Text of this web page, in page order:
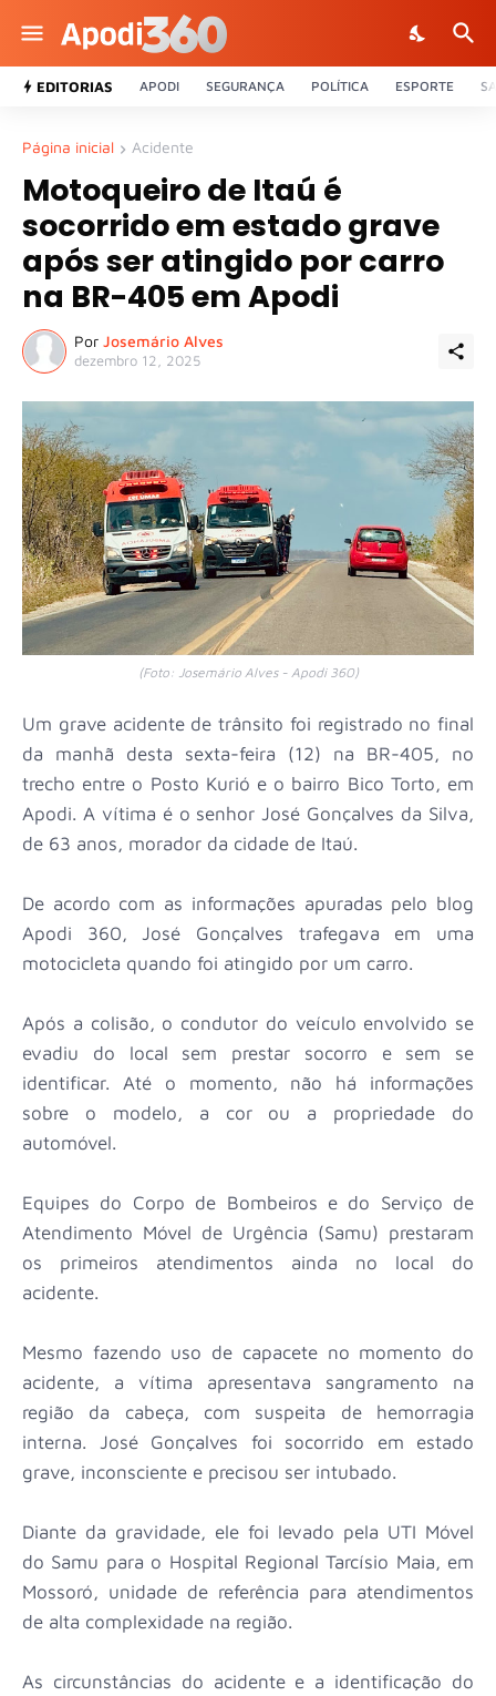
EDITORIAS APODI SEGURANÇA POLÍTICA ESPORTE
Página inicial Acidente
Motoqueiro de Itaú é
socorrido em estado grave
após ser atingido por carro
na BR-405 em Apodi
Por Josemário Alves
dezembro 12, 2025
(Foto: Josemário Alves - Apodi 360)
Um grave acidente de trânsito foi registrado no final
da manhã desta sexta-feira (12) na BR-405, no
trecho entre o Posto Kurió e o bairro Bico Torto, em
Apodi. A vítima é o senhor José Gonçalves da Silva,
de 63 anos, morador da cidade de Itaú.
De acordo com as informações apuradas pelo blog
Apodi 360, José Gonçalves trafegava em uma
motocicleta quando foi atingido por um carro.
Após a colisão, o condutor do veículo envolvido se
evadiu do local sem prestar socorro e sem se
identificar. Até o momento, não há informações
sobre o modelo, a cor ou a propriedade do
automóvel.
Equipes do Corpo de Bombeiros e do Serviço de
Atendimento Móvel de Urgência (Samu) prestaram
os primeiros atendimentos ainda no local do
acidente.
Mesmo fazendo uso de capacete no momento do
acidente, a vítima apresentava sangramento na
região da cabeça, com suspeita de hemorragia
interna. José Gonçalves foi socorrido em estado
grave, inconsciente e precisou ser intubado.
Diante da gravidade, ele foi levado pela UTI Móvel
do Samu para o Hospital Regional Tarcísio Maia, em
Mossoró, unidade de referência para atendimentos
de alta complexidade na região.
As circunstâncias do acidente e a identificação do